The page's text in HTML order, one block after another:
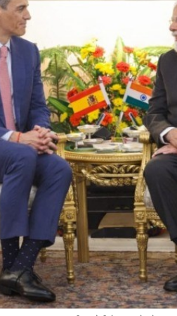
भारत-
में नई
बताया